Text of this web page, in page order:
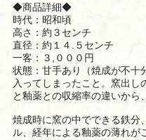
◆商品詳細◆
時代：昭和頃
高さ：約３センチ
直径：約１４.５センチ
一客：３,０００円
状態：甘手あり（焼成が不十
入ってしまったこと。窯出
と釉薬との収縮率の違いから
焼成時に窯の中でできる鉄分
ル、経年による釉薬の薄れが